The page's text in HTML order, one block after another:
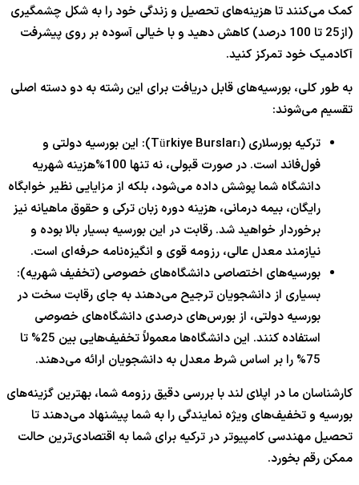
کمک می‌کنند تا هزینه‌های تحصیل و زندگی خود را به شکل چشمگیری
(از25 تا 100 درصد) کاهش دهید و با خیالی آسوده بر روی پیشرفت
آکادمیک خود تمرکز کنید.
به طور کلی، بورسیه‌های قابل دریافت برای این رشته به دو دسته اصلی
تقسیم می‌شوند:
ترکیه بورسلاری (Türkiye Bursları): این بورسیه دولتی و
فول‌فاند است. در صورت قبولی، نه تنها 100%هزینه شهریه
دانشگاه شما پوشش داده می‌شود، بلکه از مزایایی نظیر خوابگاه
رایگان، بیمه درمانی، هزینه دوره زبان ترکی و حقوق ماهیانه نیز
برخوردار خواهید شد. رقابت در این بورسیه بسیار بالا بوده و
نیازمند معدل عالی، رزومه قوی و انگیزه‌نامه حرفه‌ای است.
بورسیه‌های اختصاصی دانشگاه‌های خصوصی (تخفیف شهریه):
بسیاری از دانشجویان ترجیح می‌دهند به جای رقابت سخت در
بورسیه دولتی، از بورس‌های درصدی دانشگاه‌های خصوصی
استفاده کنند. این دانشگاه‌ها معمولاً تخفیف‌هایی بین 25% تا
75% را بر اساس شرط معدل به دانشجویان ارائه می‌دهند.
کارشناسان ما در اپلای لند با بررسی دقیق رزومه شما، بهترین گزینه‌های
بورسیه و تخفیف‌های ویژه نمایندگی را به شما پیشنهاد می‌دهند تا
تحصیل مهندسی کامپیوتر در ترکیه برای شما به اقتصادی‌ترین حالت
ممکن رقم بخورد.